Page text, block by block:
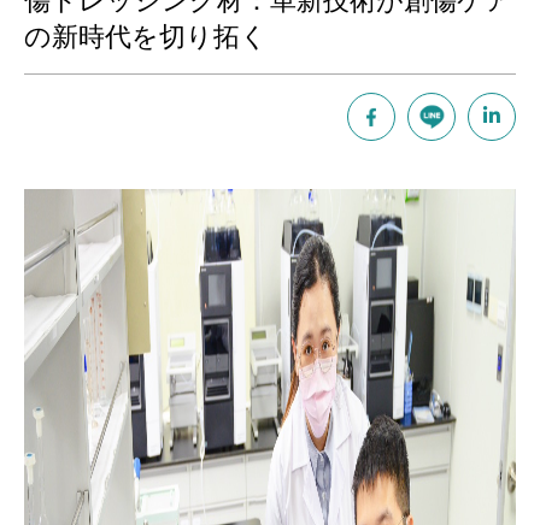
の新時代を切り拓く